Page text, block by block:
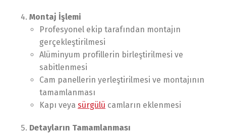
Montaj İşlemi
Profesyonel ekip tarafından montajın
gerçekleştirilmesi
Alüminyum profillerin birleştirilmesi ve
sabitlenmesi
Cam panellerin yerleştirilmesi ve montajının
tamamlanması
Kapı veya sürgülü camların eklenmesi
Detayların Tamamlanması